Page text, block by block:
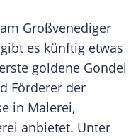
Großvenediger
gibt es künftig etwas
goldene Gondel
Förderer der
in Malerei,
anbietet. Unter